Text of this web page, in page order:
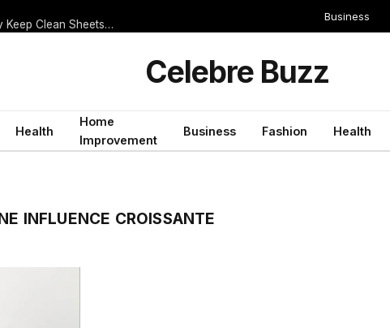
Serie A 2019/2020 Teams That Score Often But Rarely Keep Clean Sheets: Ideal for Both Teams to Score Bets
Business
Celebre Buzz
Health
Home
Improvement
Business Fashion Health
INFLUENCE CROISSANTE